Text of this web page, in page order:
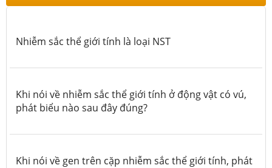
Nhiễm sắc thể giới tính là loại NST
Khi nói về nhiễm sắc thể giới tính ở động vật có vú,
phát biểu nào sau đây đúng?
Khi nói về gen trên cặp nhiễm sắc thể giới tính, phát